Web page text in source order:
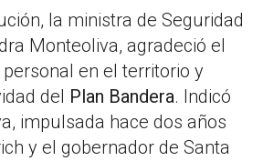
la ministra de Seguridad
Monteoliva, agradeció el
en el territorio y
del Plan Bandera. Indicó
impulsada hace dos años
y el gobernador de Santa